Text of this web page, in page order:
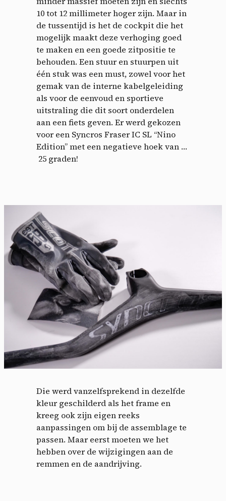
10 tot 12 millimeter hoger zijn. Maar in
de tussentijd is het de cockpit die het
mogelijk maakt deze verhoging goed
te maken en een goede zitpositie te
behouden. Een stuur en stuurpen uit
één stuk was een must, zowel voor het
gemak van de interne kabelgeleiding
als voor de eenvoud en sportieve
uitstraling die dit soort onderdelen
aan een fiets geven. Er werd gekozen
voor een Syncros Fraser IC SL “Nino
Edition” met een negatieve hoek van …
25 graden!
Die werd vanzelfsprekend in dezelfde
kleur geschilderd als het frame en
kreeg ook zijn eigen reeks
aanpassingen om bij de assemblage te
passen. Maar eerst moeten we het
hebben over de wijzigingen aan de
remmen en de aandrijving.